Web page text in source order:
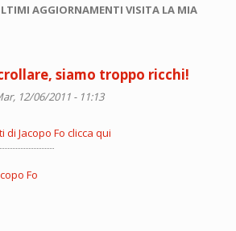
AGGIORNAMENTI VISITA LA MIA
siamo troppo ricchi!
12/06/2011 - 11:13
Jacopo Fo clicca qui
Fo